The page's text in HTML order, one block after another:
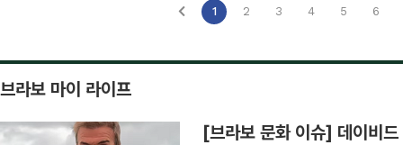
1 2 3 4 5 6
브라보 마이 라이프
[브라보 문화 이슈] 데이비